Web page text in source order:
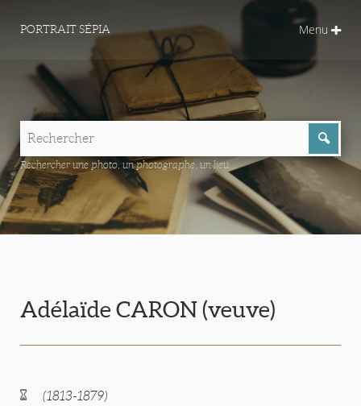
PORTRAIT SÉPIA Menu
Rechercher une photo, un photographe, un lieu...
Adélaïde CARON (veuve)
(1813-1879)